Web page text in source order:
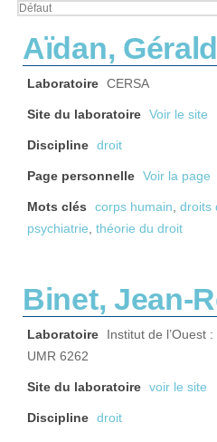
Aïdan,
Laboratoire CERSA
Site du laboratoire Voir le site
Discipline droit
Page personnelle Voir la page
Mots clés corps humain, droits
psychiatrie, théorie du droit
Binet, Jean-
Laboratoire
Institut de l’Ouest
UMR 6262
Site du laboratoire voir le site
Discipline droit